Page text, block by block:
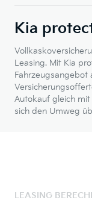
Kia
Leasing. Mit Kia
Fahrzeugsangebot
Autokauf gleich
sich den Umweg
LEASING